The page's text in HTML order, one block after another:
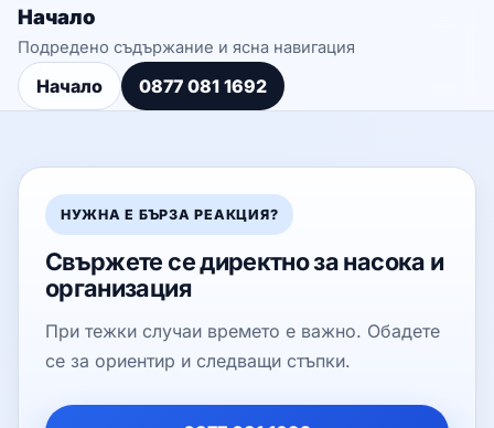
Начало
Подредено съдържание и ясна навигация
Начало 0877 081 1692
НУЖНА Е БЪРЗА РЕАКЦИЯ?
Свържете се директно за насока и
организация
При тежки случаи времето е важно. Обадете
се за ориентир и следващи стъпки.